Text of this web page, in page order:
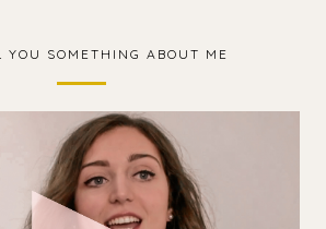
YOU SOMETHING ABOUT ME